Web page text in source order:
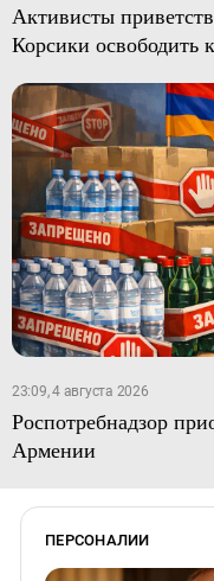
Активисты
Корсики освободить
23:09, 4 августа 2026
Роспотребнадзор
Армении
ПЕРСОНАЛИИ